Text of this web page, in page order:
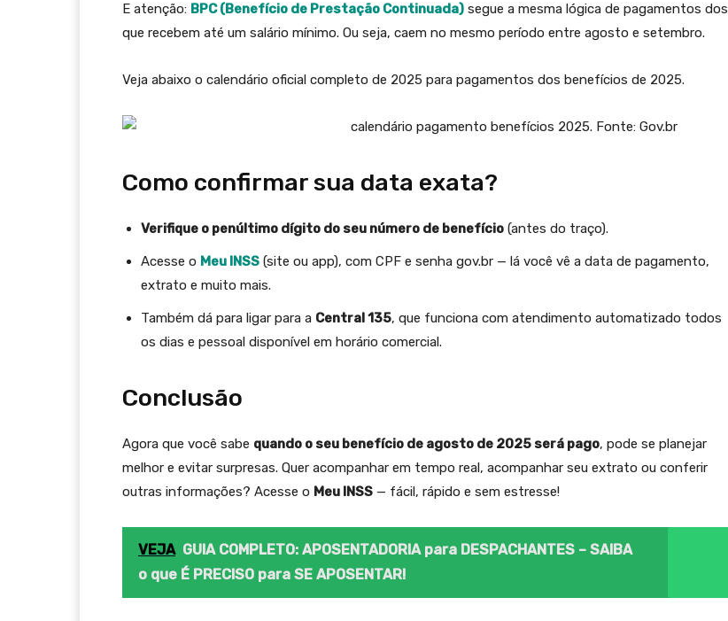
E atenção: BPC (Benefício de Prestação Continuada) segue a mesma lógica de pagamentos dos
que recebem até um salário mínimo. Ou seja, caem no mesmo período entre agosto e setembro.
Veja abaixo o calendário oficial completo de 2025 para pagamentos dos benefícios de 2025.
Como confirmar sua data exata?
Verifique o penúltimo dígito do seu número de benefício (antes do traço).
Acesse o Meu INSS (site ou app), com CPF e senha gov.br — lá você vê a data de pagamento,
extrato e muito mais.
Também dá para ligar para a Central 135, que funciona com atendimento automatizado todos
os dias e pessoal disponível em horário comercial.
Conclusão
Agora que você sabe quando o seu benefício de agosto de 2025 será pago, pode se planejar
melhor e evitar surpresas. Quer acompanhar em tempo real, acompanhar seu extrato ou conferir
outras informações? Acesse o Meu INSS — fácil, rápido e sem estresse!
VEJA GUIA COMPLETO: APOSENTADORIA para DESPACHANTES – SAIBA
o que É PRECISO para SE APOSENTAR!